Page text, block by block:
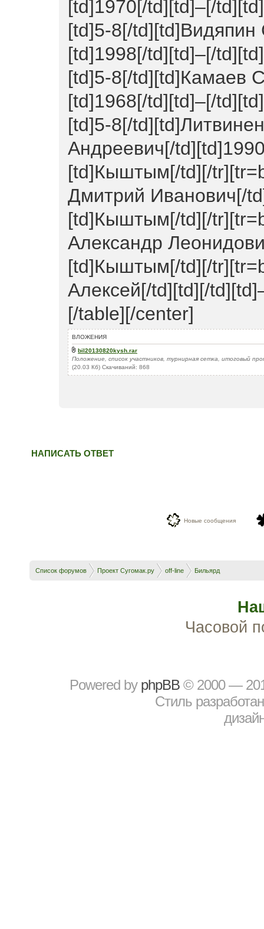
[td]1970[/td][td]–[/
[td]5-8[/td][td]Видяпин
[td]1998[/td][td]–[/
[td]5-8[/td][td]Камаев
[td]1968[/td][td]–[/
[td]5-8[/
Андреевич[/
[td]Кыштым[/td][/
Дмитрий Иванович[/
[td]Кыштым[/td][/
Александр
[td]Кыштым[/td][/
Алексей[/td][td][/
[/table][/center]
ВЛОЖЕНИЯ
bil20130820kysh.rar
Положение, список участников, турнирная сетка, итоговый
(20.03 Кб) Скачиваний: 868
НАПИСАТЬ ОТВЕТ
Новые сообщения
Список форумов Проект Сугомак.ру off-line Бильярд
Часовой
Powered by рhрBВ © 2000 —
Стиль